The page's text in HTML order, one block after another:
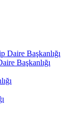
Daire Başkanlığı
Başkanlığı